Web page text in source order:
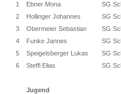
1
Ebner Mona
SG
2
Hollinger Johannes
SG
3
Obermeier Sebastian
SG
4
Funke Jannes
SG
5
Speigelsberger Lukas
SG
6
Steffl Elias SG
Jugend